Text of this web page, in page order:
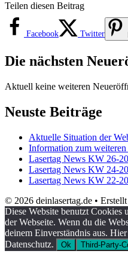
Teilen diesen Beitrag
Facebook Twitter
Die nächsten
Aktuell keine weiteren
Neuste Beiträge
Aktuelle Situation der
Information zum
Lasertag News KW 26-
Lasertag News KW 24-
Lasertag News KW 22-
© 2026 deinlasertag.de •
Diese Website benutzt Cookies
der Webseite. Wenn du die
deinem Einverständnis aus.
Datenschutz.
Ok Third-Party-